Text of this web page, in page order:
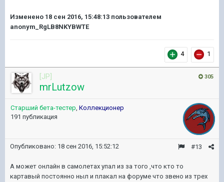
Изменено 18 сен 2016, 15:48:13 пользователем
anonym_RgLB8NKYBWTE
4 1
305
[JP]
mrLutzow
Старший бета-тестер, Коллекционер
191 публикация
#13
Опубликовано: 18 сен 2016, 15:52:12
А может онлайн в самолетах упал из за того ,что кто то
картавый постоянно ныл и плакал на форуме что звено из трех